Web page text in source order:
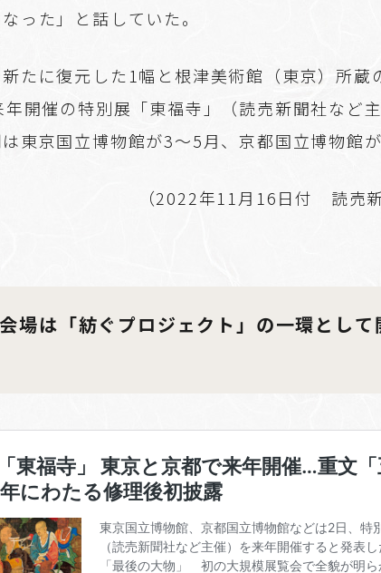
った」と話していた。
たに復元した1幅と根津美術館（東京）所蔵
開催の特別展「東福寺」（読売新聞社など
東京国立博物館が3～5月、京都国立博物館が
（2022年11月16日付 読売
場は「紡ぐプロジェクト」の一環として